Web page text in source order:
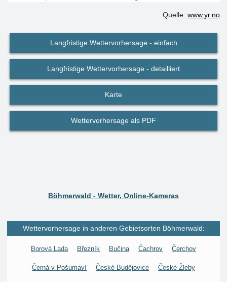
Quelle: www.yr.no
Langfristige Wettervorhersage - einfach
Langfristige Wettervorhersage - detailliert
Karte
Wettervorhersage als PDF
Böhmerwald - Wetter, Online-Kameras
Wettervorhersage in anderen Gebietsorten Böhmerwald:
Borová Lada Březník Bučina Čachrov Čerchov
Černá v Pošumaví České Budějovice České Žleby